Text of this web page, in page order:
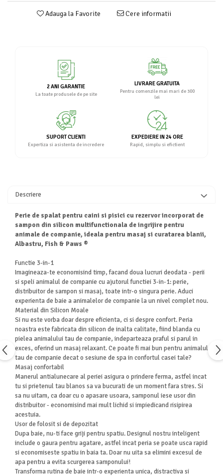
Adauga la Favorite Cere informatii
2 ANI GARANTIE
La toate produsele de pe site
LIVRARE GRATUITA
Pentru comenzile mai mari de 300
lei
SUPORT CLIENTI
Expertiza si asistenta de incredere
EXPEDIERE IN 24 ORE
Rapid, simplu si efictient
Descriere
Perie de spalat pentru caini si pisici cu rezervor incorporat de
sampon din silicon multifunctionala de ingrijire pentru
animale de companie, ideala pentru masaj si curatarea blanii,
Albastru, Fish & Paws ®
Functie 3-in-1
Imagineaza-te economisind timp, facand doua lucruri deodata - perii
si speli animalul de companie cu ajutorul functiei 3-in-1: perie,
distribuitor de sampon si masaj, toate intr-o singura perie. Aduci
experienta de baie a animalelor de companie la un nivel complet nou.
Material din Silicon Moale
Si nu este vorba doar despre eficienta, ci si despre confort. Peria
noastra este fabricata din silicon de inalta calitate, fiind blanda cu
pielea animalului tau de companie, indeparteaza praful si parul in
exces, oferind un masaj relaxant. Ce poate fi mai bun pentru animalul
tau de companie decat o sesiune de spa in confortul casei tale?
Masaj confortabil
Manerul antialunecare al periei asigura o prindere ferma, astfel incat
tu si prietenul tau blanos sa va bucurati de un moment fara stres. Si
sa nu uitam, ca doar cu o apasare usoara, samponul iese usor din
distribuitor - economisind mai mult lichid si impiedicand risipirea
acestuia.
Usor de folosit si de depozitat
Dupa baie, nu-ti face griji pentru spatiu. Designul nostru inteligent
include o gaura pentru agatare, astfel incat peria se poate usca rapid
si economiseste spatiu in baia ta. Doar nu uita sa elimini excesul de
apa pentru a evita scurgerea samponului!
Transforma rutina de baie intr-o experienta unica, distractiva si